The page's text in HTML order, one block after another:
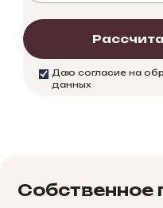
Даю согласие на
данных
Собственное